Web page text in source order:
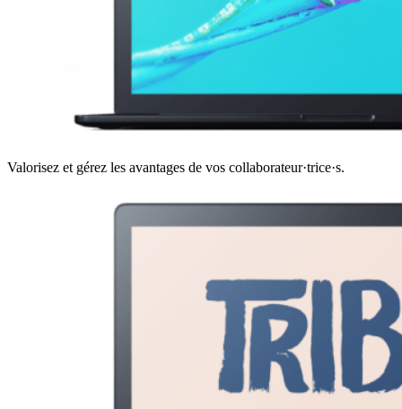
Valorisez et gérez les avantages de vos collaborateur·trice·s.